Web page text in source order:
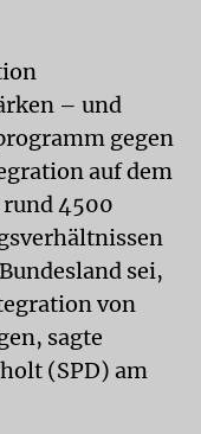
– und
gegen
auf dem
4500
sei,
von
sagte
(SPD) am